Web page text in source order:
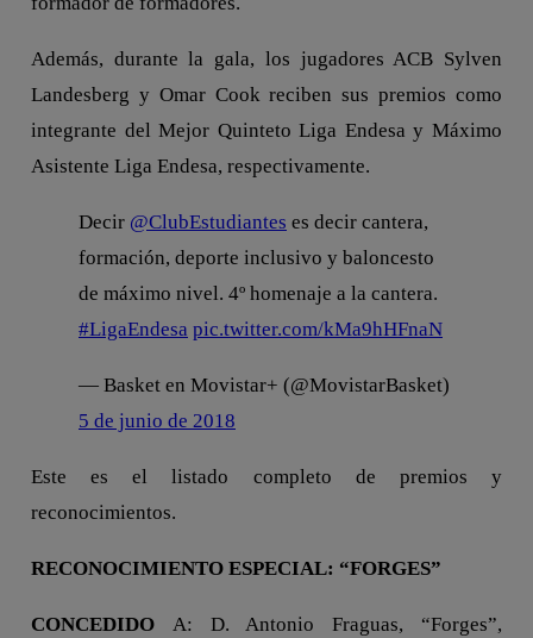
Además, durante la gala, los jugadores ACB Sylven
Landesberg y Omar Cook reciben sus premios como
integrante del Mejor Quinteto Liga Endesa y Máximo
Asistente Liga Endesa, respectivamente.
Decir @ClubEstudiantes es decir cantera,
formación, deporte inclusivo y baloncesto
de máximo nivel. 4º homenaje a la cantera.
#LigaEndesa pic.twitter.com/kMa9hHFnaN
— Basket en Movistar+ (@MovistarBasket)
5 de junio de 2018
Este es el listado completo de premios y
reconocimientos.
RECONOCIMIENTO ESPECIAL: “FORGES”
CONCEDIDO A: D. Antonio Fraguas, “Forges”,